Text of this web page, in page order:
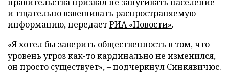
и тщательно взвешивать распространяемую
информацию, передаетРИА «Новости».
«Я хотел бы заверить общественность в том, что
уровень угроз как-то кардинально не изменился,
он просто существует», – подчеркнул Синкявичюс.